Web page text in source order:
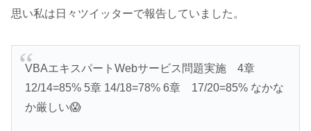
思い私は日々ツイッターで報告していました。
VBAエキスパートWebサービス問題実施 4章
12/14=85% 5章 14/18=78% 6章 17/20=85% なかな
か厳しい😱